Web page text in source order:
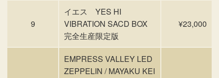
9
イエス YES HI
VIBRATION SACD BOX
完全生産限定版
¥23,000
EMPRESS VALLEY LED
ZEPPELIN / MAYAKU KEI